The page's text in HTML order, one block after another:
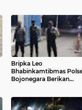
Bripka Leo
Bhabinkamtibmas
Bojonegara Berikan